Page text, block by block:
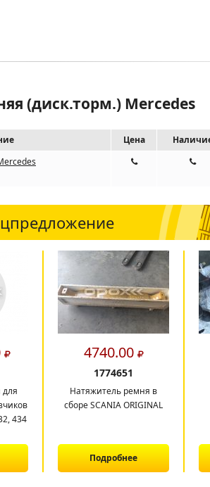
(диск.торм.) Mercedes
Цена
для
434
4740.00
1774651
Натяжитель ремня в
сборе SCANIA ORIGINAL
Подробнее